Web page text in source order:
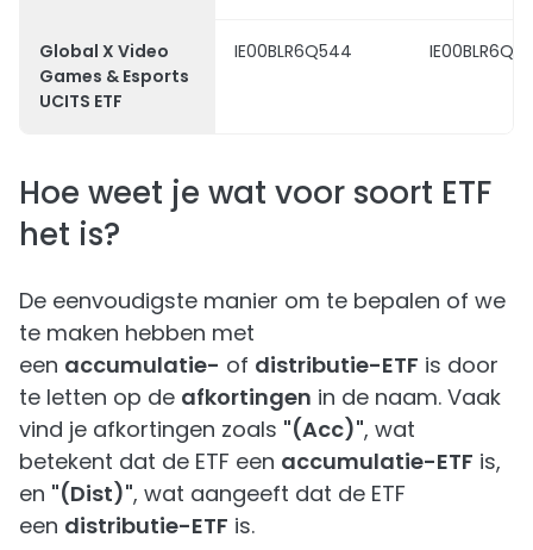
Global X Video
Games & Esports
UCITS ETF
IE00BLR6Q544
Hoe weet je wat voor soort ETF
het is?
De eenvoudigste manier om te bepalen of we
te maken hebben met
een accumulatie- of distributie-ETF is door
te letten op de afkortingen in de naam. Vaak
vind je afkortingen zoals "(Acc)", wat
betekent dat de ETF een accumulatie-ETF is,
en "(Dist)", wat aangeeft dat de ETF
een distributie-ETF is.